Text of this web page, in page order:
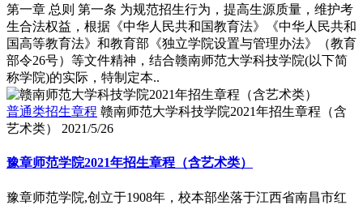
第一章 总则 第一条 为规范招生行为，提高生源质量，维护考
生合法权益，根据《中华人民共和国教育法》《中华人民共和
国高等教育法》和教育部《独立学院设置与管理办法》（教育
部令26号）等文件精神，结合赣南师范大学科技学院(以下简
称学院)的实际，特制定本..
普通类招生章程 赣南师范大学科技学院2021年招生章程（含
艺术类）
2021/5/26
豫章师范学院2021年招生章程（含艺术类）
豫章师范学院,创立于1908年，校本部坐落于江西省南昌市红